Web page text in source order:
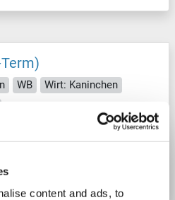
content and ads, to
WB
Wirt: Kaninchen